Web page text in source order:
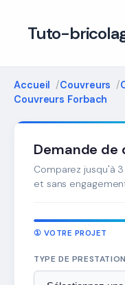
Tuto-
Accueil Couvreurs
Couvreurs Forbach
Demande de
Comparez jusqu'à
et sans
① VOTRE PROJET
TYPE DE PRESTATION